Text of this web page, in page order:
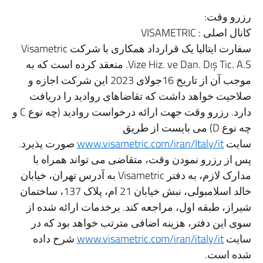
رزرو وقت:
کانال اصلی : VISAMETRIC
سفارت ایتالیا یک قرارداد همکاری با شرکت Visametric
Vize Hiz. ve Dan. Dış Tic. A.S. منعقد کرده است که به
موجب آن از تاریخ 16جولای 2023 این شرکت اجازه و
صلاحیت خواهد داشت که تقاضاهای روادید را دریافت
دارد. رزرو وقت جهت ارائه درخواست روادید (چه نوع C و
چه نوع D) می بایست از طریق
سایتwww.visametric.com/iran/Italy/itصورت پذیرد.
پس از رزرو نمودن وقت، متقاضی می تواند همراه با
مدارک لازم، به دفتر Visametric به آدرس تهران، خیابان
خالد اسلامبولی، نبش خیابان 21 ام، پلاک 137، ساختمان
شیراز، طبقه اول، مراجعه کند. برخدمات ارائه شده از
سوی این دفتر، هزینه اضافی مترتب خواهد بود که در
سایتwww.visametric.com/iran/italy/itشرح داده
شده است.